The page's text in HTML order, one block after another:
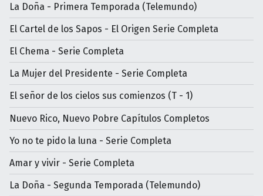
La Doña - Primera Temporada (Telemundo)
El Cartel de los Sapos - El Origen Serie Completa
El Chema - Serie Completa
La Mujer del Presidente - Serie Completa
El señor de los cielos sus comienzos (T - 1)
Nuevo Rico, Nuevo Pobre Capítulos Completos
Yo no te pido la luna - Serie Completa
Amar y vivir - Serie Completa
La Doña - Segunda Temporada (Telemundo)